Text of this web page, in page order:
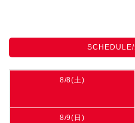
SCHEDULE/
8/8(土)
8/9(日)